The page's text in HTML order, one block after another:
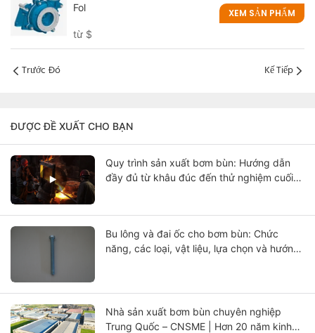
Fol
từ $
XEM SẢN PHẨM
Trước Đó Kế Tiếp
ĐƯỢC ĐỀ XUẤT CHO BẠN
Quy trình sản xuất bơm bùn: Hướng dẫn
đầy đủ từ khâu đúc đến thử nghiệm cuối
Bu lông và đai ốc cho bơm bùn: Chức
năng, các loại, vật liệu, lựa chọn và hướng
Nhà sản xuất bơm bùn chuyên nghiệp
Trung Quốc – CNSME | Hơn 20 năm kinh